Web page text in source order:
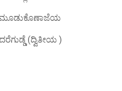
ಮೂಡುಕೊಣಾಜೆಯ
ದರೆಗುಡ್ಡೆ (ದ್ವಿತೀಯ )